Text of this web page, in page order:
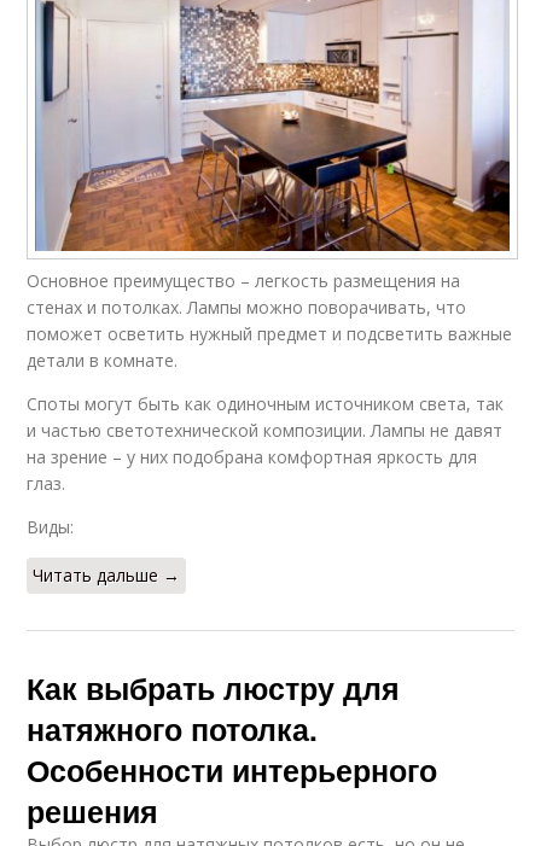
Основное преимущество – легкость размещения на
стенах и потолках. Лампы можно поворачивать, что
поможет осветить нужный предмет и подсветить важные
детали в комнате.
Споты могут быть как одиночным источником света, так
и частью светотехнической композиции. Лампы не давят
на зрение – у них подобрана комфортная яркость для
глаз.
Виды:
Читать дальше →
Как выбрать люстру для
натяжного потолка.
Особенности интерьерного
решения